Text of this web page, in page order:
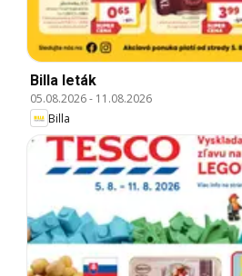
Billa leták
05.08.2026- 11.08.2026
Billa